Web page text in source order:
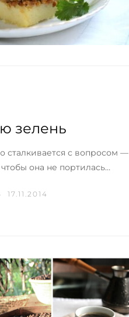
зелень
сталкивается с вопросом —
она не портилась…
17.11.2014